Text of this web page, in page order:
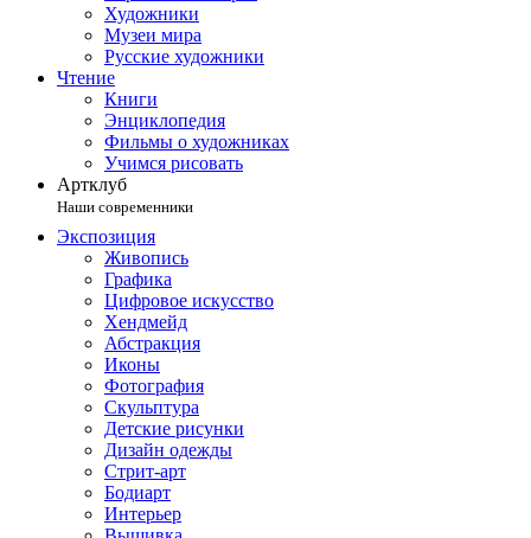
Художники
Музеи мира
Русские художники
Чтение
Книги
Энциклопедия
Фильмы о художниках
Учимся рисовать
Артклуб
Наши современники
Экспозиция
Живопись
Графика
Цифровое искусство
Хендмейд
Абстракция
Иконы
Фотография
Скульптура
Детские рисунки
Дизайн одежды
Стрит-арт
Бодиарт
Интерьер